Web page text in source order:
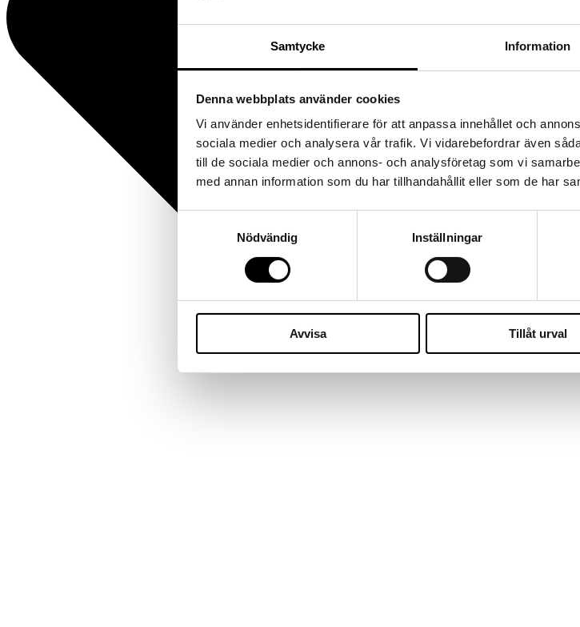
Samtycke Information
Denna webbplats använder cookies
Vi använder enhetsidentifierare för att anpassa innehållet och
sociala medier och analysera vår trafik. Vi vidarebefordrar även
till de sociala medier och annons- och analysföretag som vi
med annan information som du har tillhandahållit eller som de har
Nödvändig
Inställningar
Avvisa Tillåt urval